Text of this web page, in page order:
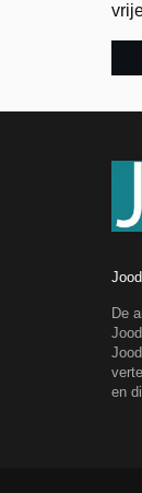
De
en